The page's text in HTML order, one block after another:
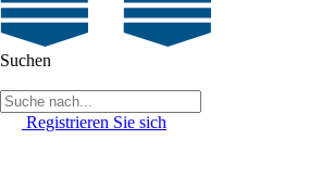
Suchen
Registrieren Sie sich